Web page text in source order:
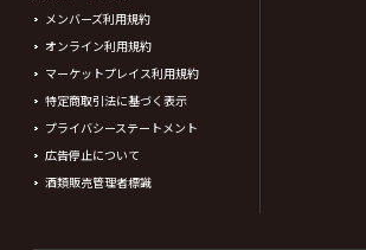
メンバーズ利用規約
オンライン利用規約
マーケットプレイス利用規約
特定商取引法に基づく表示
プライバシーステートメント
広告停止について
酒類販売管理者標識